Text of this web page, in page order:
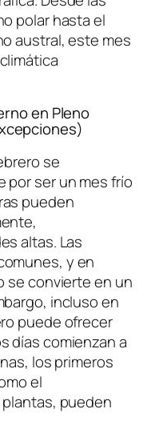
polar hasta el
austral, este mes
en Pleno
se
por ser un mes frío
pueden
altas. Las
y en
se convierte en un
incluso en
puede ofrecer
días comienzan a
los primeros
el
pueden